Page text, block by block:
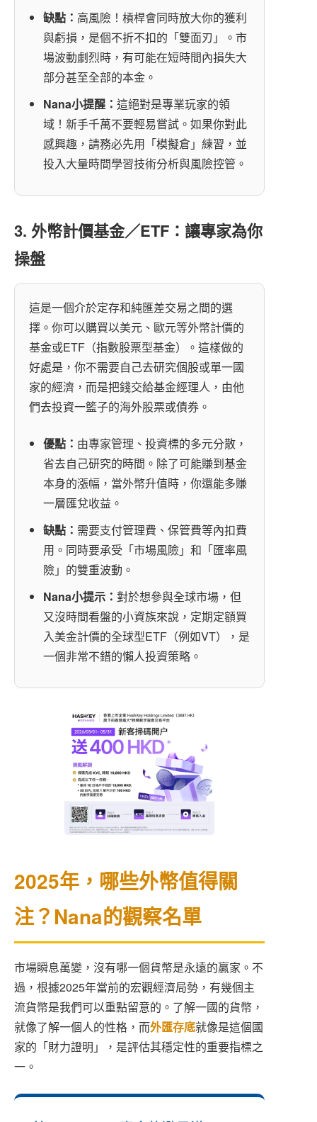
缺點： 高風險！槓桿會同時放大你的獲利
與虧損，是個不折不扣的「雙面刃」。市
場波動劇烈時，有可能在短時間內損失大
部分甚至全部的本金。
Nana小提醒： 這絕對是專業玩家的領
域！新手千萬不要輕易嘗試。如果你對此
感興趣，請務必先用「模擬倉」練習，並
投入大量時間學習技術分析與風險控管。
3. 外幣計價基金／ETF：讓專家為你
操盤
這是一個介於定存和純匯差交易之間的選
擇。你可以購買以美元、歐元等外幣計價的
基金或ETF（指數股票型基金）。這樣做的
好處是，你不需要自己去研究個股或單一國
家的經濟，而是把錢交給基金經理人，由他
們去投資一籃子的海外股票或債券。
優點： 由專家管理、投資標的多元分散，
省去自己研究的時間。除了可能賺到基金
本身的漲幅，當外幣升值時，你還能多賺
一層匯兌收益。
缺點： 需要支付管理費、保管費等內扣費
用。同時要承受「市場風險」和「匯率風
險」的雙重波動。
Nana小提示： 對於想參與全球市場，但
又沒時間看盤的小資族來說，定期定額買
入美金計價的全球型ETF（例如VT），是
一個非常不錯的懶人投資策略。
2025年，哪些外幣值得關
注？Nana的觀察名單
市場瞬息萬變，沒有哪一個貨幣是永遠的贏家。不
過，根據2025年當前的宏觀經濟局勢，有幾個主
流貨幣是我們可以重點留意的。了解一國的貨幣，
就像了解一個人的性格，而外匯存底就像是這個國
家的「財力證明」，是評估其穩定性的重要指標之
一。